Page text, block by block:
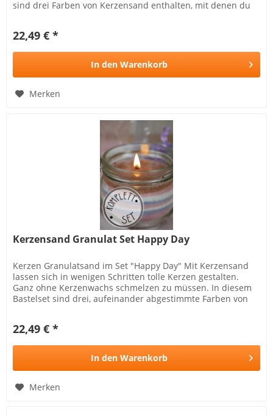
sind drei Farben von Kerzensand enthalten, mit denen du
22,49 € *
In den Warenkorb
Merken
Kerzensand Granulat Set Happy Day
Kerzen Granulatsand im Set "Happy Day" Mit Kerzensand
lassen sich in wenigen Schritten tolle Kerzen gestalten.
Ganz ohne Kerzenwachs schmelzen zu müssen. In diesem
Bastelset sind drei, aufeinander abgestimmte Farben von
22,49 € *
In den Warenkorb
Merken